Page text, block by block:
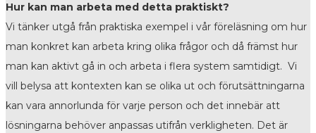
Hur kan man arbeta med detta praktiskt?
Vi tänker utgå från praktiska exempel i vår föreläsning om hur
man konkret kan arbeta kring olika frågor och då främst hur
man kan aktivt gå in och arbeta i flera system samtidigt. Vi
vill belysa att kontexten kan se olika ut och förutsättningarna
kan vara annorlunda för varje person och det innebär att
lösningarna behöver anpassas utifrån verkligheten. Det är